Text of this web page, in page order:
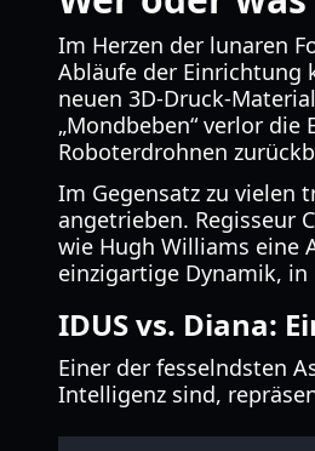
Im Herzen der lunaren
Abläufe der Einrichtung
neuen 3D-Druck-
„Mondbeben“ verlor
Roboterdrohnen
Im Gegensatz zu vielen
angetrieben. Regisseur
wie Hugh Williams eine
einzigartige Dynamik,
IDUS vs. Diana:
Einer der fesselndsten
Intelligenz sind,